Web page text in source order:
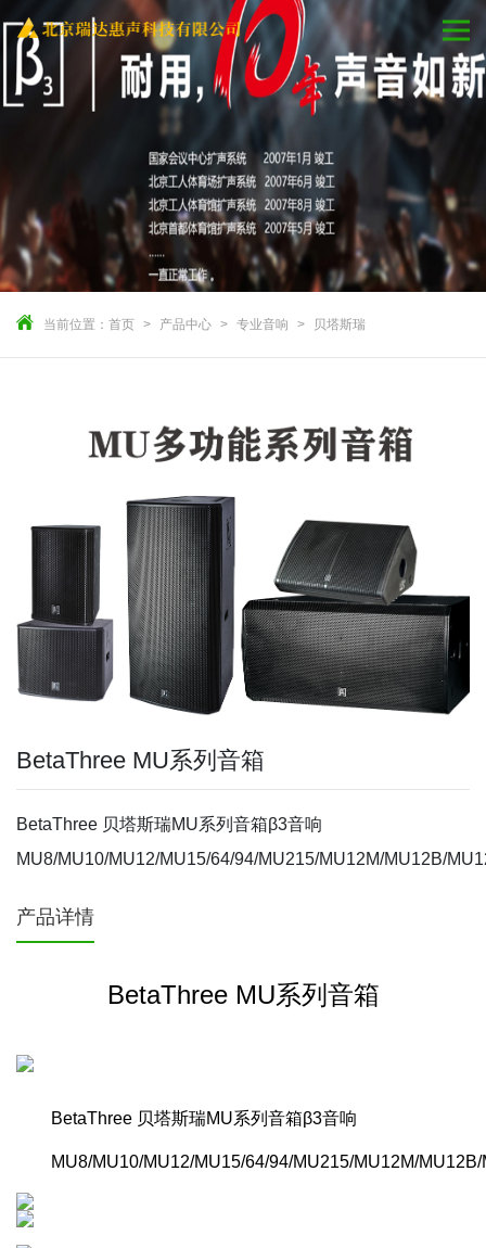
当前位置： 首页 产品中心 专业音响 贝塔斯瑞
BetaThree MU系列音箱
BetaThree 贝塔斯瑞MU系列音箱β3音响
MU8/MU10/MU12/MU15/64/94/MU215/MU12M/MU12B/
产品详情
BetaThree MU系列音箱
BetaThree 贝塔斯瑞MU系列音箱β3音响
MU8/MU10/MU12/MU15/64/94/MU215/MU12M/